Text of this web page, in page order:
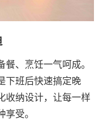
餐、烹饪一气呵成。
下班后快速搞定晚
收纳设计，让每一样
受。